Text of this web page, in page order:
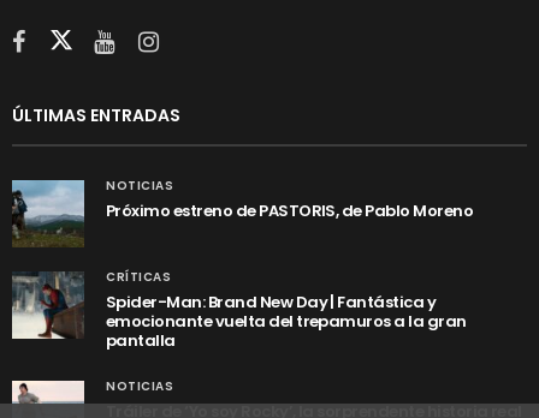
ÚLTIMAS ENTRADAS
NOTICIAS
Próximo estreno de PASTORIS, de Pablo Moreno
CRÍTICAS
Spider-Man: Brand New Day | Fantástica y
emocionante vuelta del trepamuros a la gran
pantalla
NOTICIAS
Tráiler de ‘Yo soy Rocky’, la sorprendente historia real